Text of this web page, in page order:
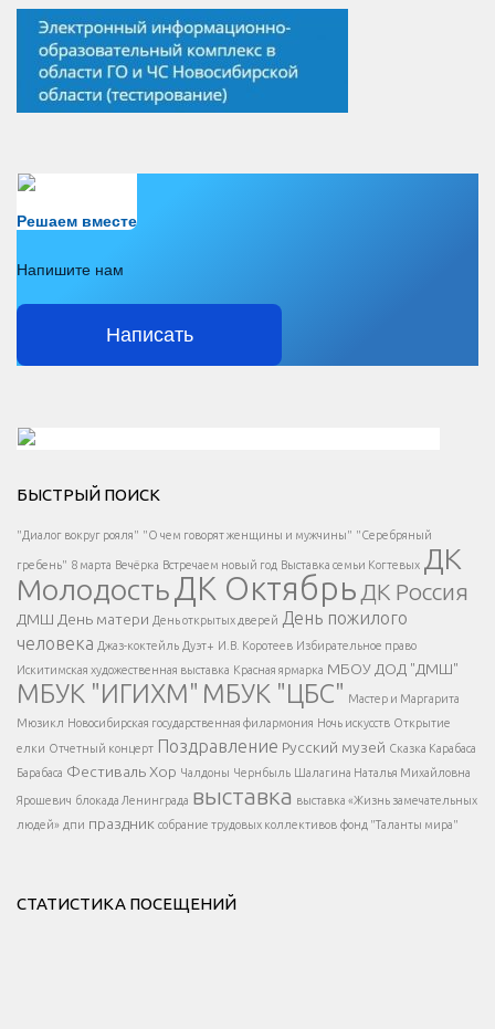
Решаем вместе
Напишите нам
Написать
Есть вопрос?
Напишите нам
</span >
Написать
</button >
</div >
</div > </div >
БЫСТРЫЙ ПОИСК
"Диалог вокруг рояля" "О чем говорят женщины и мужчины" "Серебряный
гребень" 8 марта Вечёрка Встречаем новый год Выставка семьи Когтевых ДК
МолодостьДК Октябрь ДК Россия
ДМШ День матери День открытых дверей День пожилого
человека Джаз-коктейль Дуэт+ И.В. Коротеев Избирательное право
Искитимская художественная выставка Красная ярмарка МБОУ ДОД "ДМШ"
МБУК "ИГИХМ" МБУК "ЦБС" Мастер и Маргарита
Мюзикл Новосибирская государственная филармония Ночь искусств Открытие
елки Отчетный концерт Поздравление Русский музей Сказка Карабаса
Барабаса Фестиваль Хор Чалдоны Чернбыль Шалагина Наталья Михайловна
Ярошевич блокада Ленинграда выставка выставка «Жизнь замечательных
людей» дпи праздник собрание трудовых коллективов фонд "Таланты мира"
СТАТИСТИКА ПОСЕЩЕНИЙ